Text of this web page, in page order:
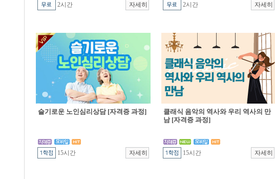
2시간 2시간
슬기로운 노인심리상담 [자격증 과정]
15시간
클래식 음악의 역사와 우리 역사의 만
남 [자격증 과정]
15시간